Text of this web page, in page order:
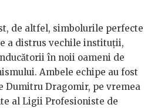
de altfel, simbolurile perfecte
a distrus vechile instituții,
în noii oameni de
Ambele echipe au fost
Dumitru Dragomir, pe vremea
al Ligii Profesioniste de